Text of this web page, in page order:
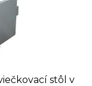
rámikov
stôl v